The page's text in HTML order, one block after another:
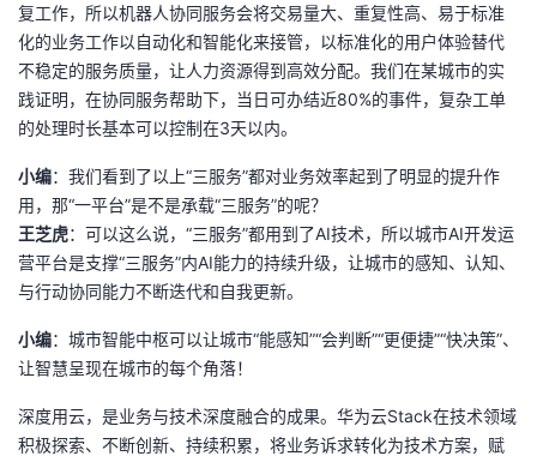
复工作，所以机器人协同服务会将交易量大、重复性高、易于标准
化的业务工作以自动化和智能化来接管，以标准化的用户体验替代
不稳定的服务质量，让人力资源得到高效分配。我们在某城市的实
践证明，在协同服务帮助下，当日可办结近80%的事件，复杂工单
的处理时长基本可以控制在3天以内。
小编：我们看到了以上“三服务”都对业务效率起到了明显的提升作
用，那“一平台”是不是承载“三服务”的呢？
王芝虎：可以这么说，“三服务”都用到了AI技术，所以城市AI开发运
营平台是支撑“三服务”内AI能力的持续升级，让城市的感知、认知、
与行动协同能力不断迭代和自我更新。
小编：城市智能中枢可以让城市“能感知”“会判断”“更便捷”“快决策”、
让智慧呈现在城市的每个角落！
深度用云，是业务与技术深度融合的成果。华为云Stack在技术领域
积极探索、不断创新、持续积累，将业务诉求转化为技术方案，赋